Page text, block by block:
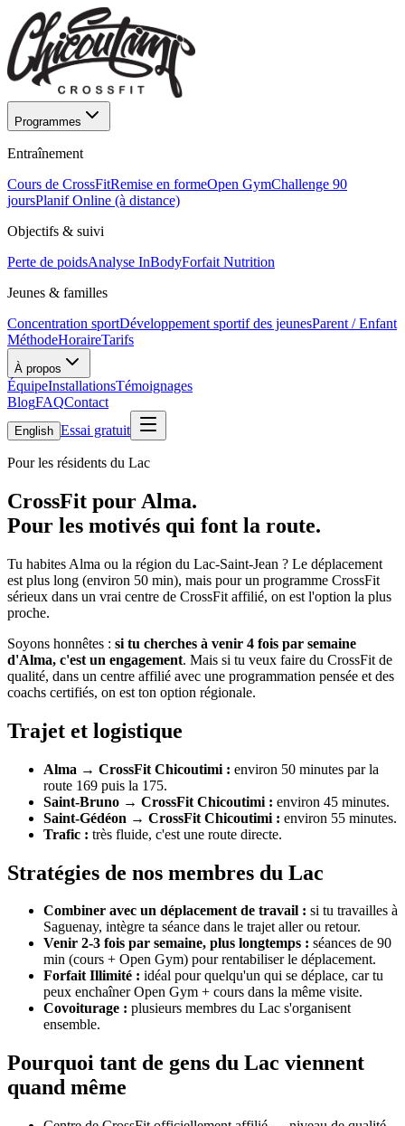
Programmes
Entraînement
Cours de CrossFitRemise en formeOpen GymChallenge 90
joursPlanif Online (à distance)
Objectifs & suivi
Perte de poidsAnalyse InBodyForfait Nutrition
Jeunes & familles
Concentration sportDéveloppement sportif des jeunesParent / Enfant
MéthodeHoraireTarifs
À propos
ÉquipeInstallationsTémoignages
BlogFAQContact
English Essai gratuit
Pour les résidents du Lac
CrossFit pour Alma.
Pour les motivés qui font la route.
Tu habites Alma ou la région du Lac-Saint-Jean ? Le déplacement
est plus long (environ 50 min), mais pour un programme CrossFit
sérieux dans un vrai centre de CrossFit affilié, on est l'option la plus
proche.
Soyons honnêtes : si tu cherches à venir 4 fois par semaine
d'Alma, c'est un engagement. Mais si tu veux faire du CrossFit de
qualité, dans un centre affilié avec une programmation pensée et des
coachs certifiés, on est ton option régionale.
Trajet et logistique
Alma → CrossFit Chicoutimi : environ 50 minutes par la
route 169 puis la 175.
Saint-Bruno → CrossFit Chicoutimi : environ 45 minutes.
Saint-Gédéon → CrossFit Chicoutimi : environ 55 minutes.
Trafic : très fluide, c'est une route directe.
Stratégies de nos membres du Lac
Combiner avec un déplacement de travail : si tu travailles à
Saguenay, intègre ta séance dans le trajet aller ou retour.
Venir 2-3 fois par semaine, plus longtemps : séances de 90
min (cours + Open Gym) pour rentabiliser le déplacement.
Forfait Illimité : idéal pour quelqu'un qui se déplace, car tu
peux enchaîner Open Gym + cours dans la même visite.
Covoiturage : plusieurs membres du Lac s'organisent
ensemble.
Pourquoi tant de gens du Lac viennent
quand même